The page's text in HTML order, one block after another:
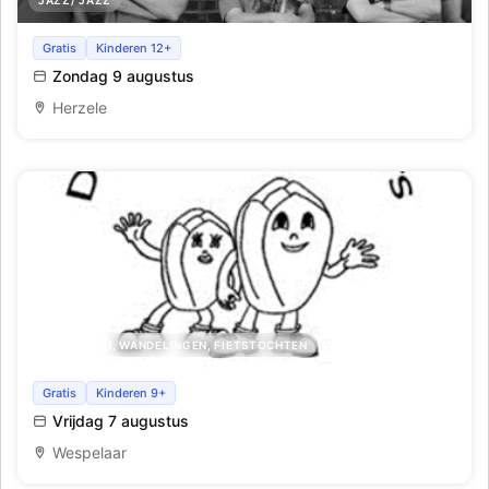
Jaunk
Gratis Kinderen 12+
Zondag 9 augustus
Herzele
UITSTAPPEN, WANDELINGEN, FIETSTOCHTEN
Trage korte wandeltocht
Gratis Kinderen 9+
Vrijdag 7 augustus
Wespelaar